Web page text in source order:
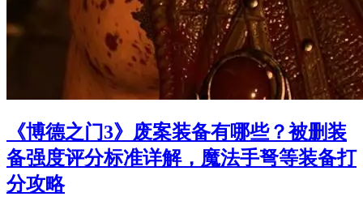
《博德之门3》废案装备有哪些？被删装
备强度评分标准详解，魔法手弩等装备打
分攻略